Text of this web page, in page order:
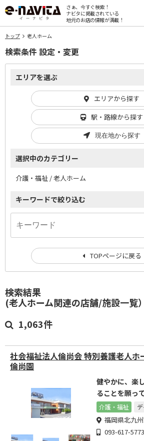
さぁ、今すぐ検索！
ナビタに掲載されている
地元のお店の情報が満載！
トップ 老人ホーム
検索結果
(老人ホーム関連の店舗/施設一覧）
1,063件
社会福祉法人倫尚会 特別養護老人ホ
倫尚園
健やかに、楽
ることを願っ
介護・福祉
福岡県北九
093-617-5773
検索条件 設定・変更
エリアを選ぶ
エリアから探す
駅・路線から探す
現在地から探す
選択中のカテゴリー
介護・福祉 / 老人ホーム
キーワードで絞り込む
TOPページに戻る